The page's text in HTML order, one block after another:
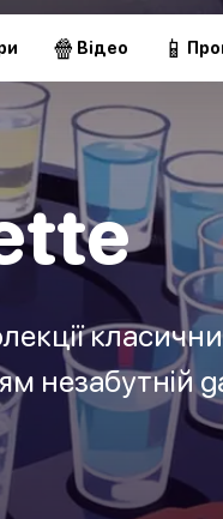
🍿 Відео 📱
незабутній